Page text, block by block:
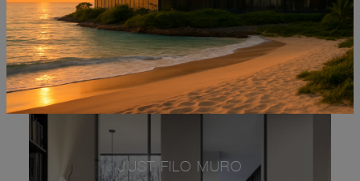
NON PERDERTI ANCHE:
JUST FILO MURO